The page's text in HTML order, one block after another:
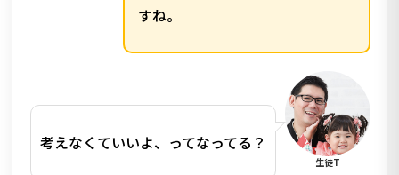
すね。
考えなくていいよ、ってなってる？
生徒T